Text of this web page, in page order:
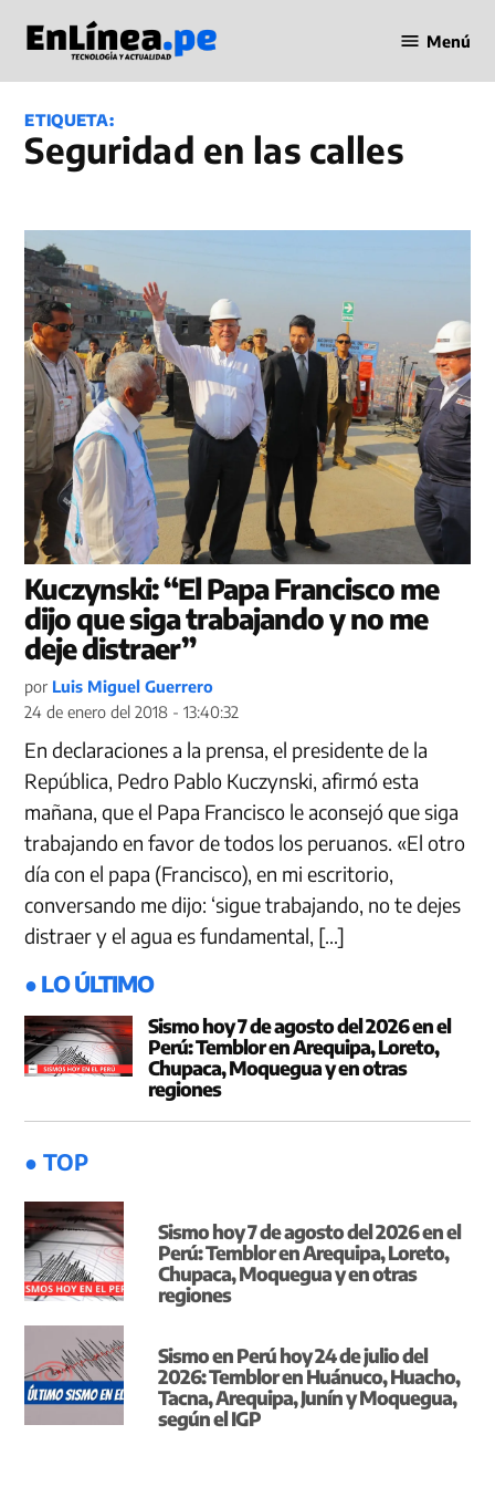
contenido
en Línea
Menú
ETIQUETA:
seguridad en las calles
Kuczynski: “El Papa Francisco me
dijo que siga trabajando y no me
deje distraer”
por Luis Miguel Guerrero
24 de enero del 2018 - 13:40:32
En declaraciones a la prensa, el presidente de la
República, Pedro Pablo Kuczynski, afirmó esta
mañana, que el Papa Francisco le aconsejó que siga
trabajando en favor de todos los peruanos. «El otro
día con el papa (Francisco), en mi escritorio,
conversando me dijo: ‘sigue trabajando, no te dejes
distraer y el agua es fundamental, […]
● LO ÚLTIMO
Sismo hoy 7 de agosto del 2026 en el
Perú: Temblor en Arequipa, Loreto,
Chupaca, Moquegua y en otras
regiones
● TOP
Sismo hoy 7 de agosto del 2026 en el
Perú: Temblor en Arequipa, Loreto,
Chupaca, Moquegua y en otras
regiones
Sismo en Perú hoy 24 de julio del
2026: Temblor en Huánuco, Huacho,
Tacna, Arequipa, Junín y Moquegua,
según el IGP